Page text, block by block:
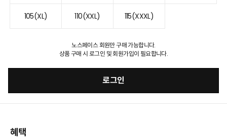
105(XL) 110(XXL) 115(XXXL)
노스페이스 회원만 구매 가능합니다.
상품 구매 시 로그인 및 회원가입이 필요합니다.
로그인
혜택